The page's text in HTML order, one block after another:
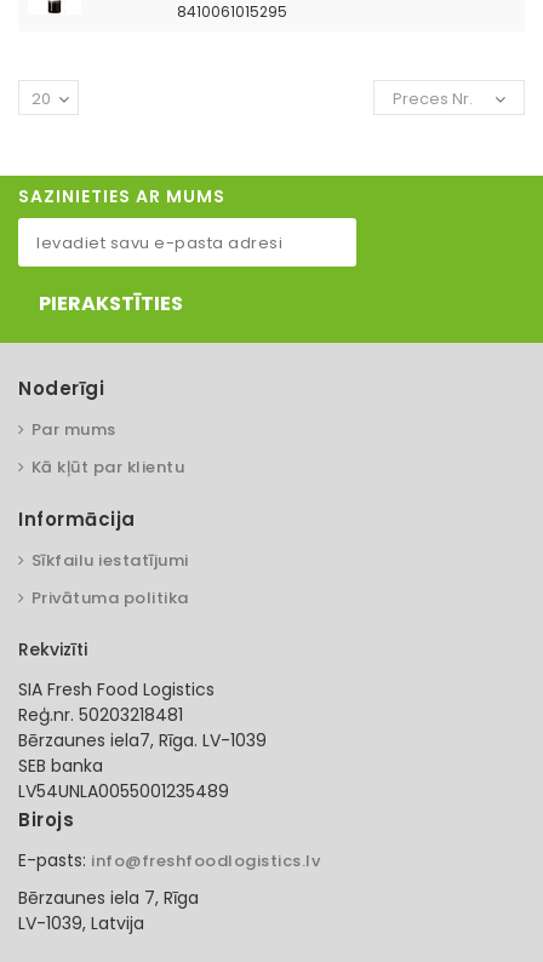
8410061015295
Preces Nr.
20
SAZINIETIES AR MUMS
PIERAKSTĪTIES
Noderīgi
Par mums
Kā kļūt par klientu
Informācija
Sīkfailu iestatījumi
Privātuma politika
Rekvizīti
SIA Fresh Food Logistics
Reģ.nr. 50203218481
Bērzaunes iela7, Rīga. LV-1039
SEB banka
LV54UNLA0055001235489
Birojs
E-pasts: info@freshfoodlogistics.lv
Bērzaunes iela 7, Rīga
LV-1039, Latvija